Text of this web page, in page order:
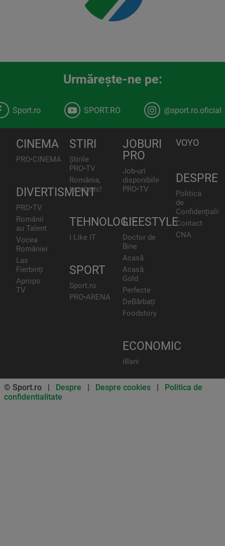
Urmăreşte-ne pe:
Sport.ro SPORT.RO @sport.ro.oficial
CINEMA
PRO•CINEMA
DIVERTISMENT
PRO•TV
Românii
au Talent
Vocea
României
Las
Fierbinți
Apropo
TV
STIRI
Știrile
PRO•TV
România,
te iubesc!
TEHNOLOGIE
I Like IT
SPORT
Sport.ro
PRO•ARENA
JOBURI
PRO
Job-uri
disponibile
PRO•TV
LIFESTYLE
Doctor de
Bine
Acasă
Acasă
Gold
Perfecte
DeBărbați
Foodstory
ECONOMIC
iBani
VOYO
DESPRE
Politica
de
Contact
CNA
© Sport.ro | Despre Despre cookies
Politica de
confidentialitate